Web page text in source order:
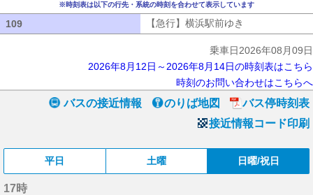
※時刻表は以下の行先・系統の時刻を合わせて表示しています
109 【急行】横浜駅前ゆき
乗車日2026年08月09日
2026年8月12日～2026年8月14日の時刻表はこちら
時刻のお問い合わせはこちらへ
バスの接近情報 のりば地図
バス停時刻表
接近情報コード印刷
平日 土曜 日曜/祝日
17時